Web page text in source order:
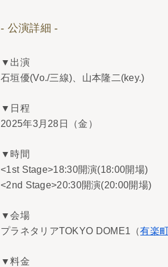
- 公演詳細 -
▼出演
石垣優(Vo./三線)、山本隆二(key.)
▼日程
2025年3月28日（金）
▼時間
<1st Stage>18:30開演(18:00開場)
<2nd Stage>20:30開演(20:00開場)
▼会場
プラネタリアTOKYO DOME1（有楽
▼料金